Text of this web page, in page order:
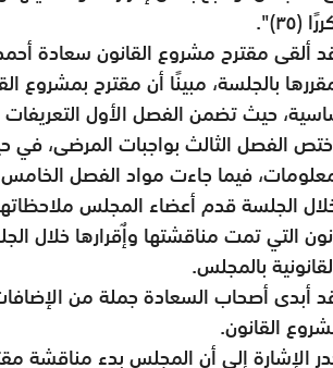
(٣٥)".
ألقى مقترح مشروع القانون سعادة
حيث تضمن الفصل الأول التعريفات
الفصل الثالث بواجبات المرضى، في
فيما جاءت مواد الفصل
الجلسة قدم أعضاء المجلس
التي تمت مناقشتها وإٌقرارها خلال
بالمجلس.
أبدى أصحاب السعادة جملة من
القانون.
الإشارة إلى أن المجلس بدء